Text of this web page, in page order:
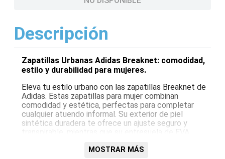
Descripción
Zapatillas Urbanas Adidas Breaknet: comodidad,
estilo y durabilidad para mujeres.
Eleva tu estilo urbano con las zapatillas Breaknet de
Adidas. Estas zapatillas para mujer combinan
comodidad y estética, perfectas para completar
cualquier atuendo informal. Su exterior de piel
sintética duradera te ofrece un ajuste seguro y
silueta de Adidas con las icónicas 3 rayas agrega un
MOSTRAR MÁS